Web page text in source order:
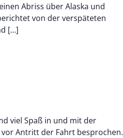
Abriss über Alaska und
von der verspäteten
[…]
viel Spaß in und mit der
Antritt der Fahrt besprochen.